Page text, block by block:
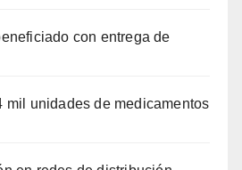
con entrega de
mil unidades de medicamentos